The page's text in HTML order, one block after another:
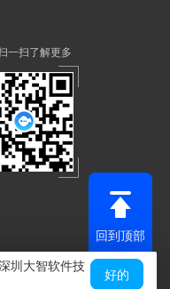
一扫了解更多
回到顶部
圳大智软件技
好的